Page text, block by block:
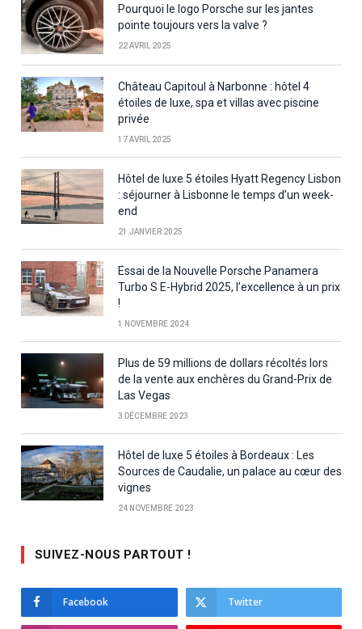
Pourquoi le logo Porsche sur les jantes
pointe toujours vers la valve ?
22 AVRIL 2025
Château Capitoul à Narbonne : hôtel 4
étoiles de luxe, spa et villas avec piscine
privée
17 AVRIL 2025
Hôtel de luxe 5 étoiles Hyatt Regency Lisbon
: séjourner à Lisbonne le temps d’un week-
end
21 JANVIER 2025
Essai de la Nouvelle Porsche Panamera
Turbo S E-Hybrid 2025, l’excellence à un prix
!
1 NOVEMBRE 2024
Plus de 59 millions de dollars récoltés lors
de la vente aux enchères du Grand-Prix de
Las Vegas
3 DÉCEMBRE 2023
Hôtel de luxe 5 étoiles à Bordeaux : Les
Sources de Caudalie, un palace au cœur des
vignes
24 NOVEMBRE 2023
SUIVEZ-NOUS PARTOUT !
Facebook Twitter